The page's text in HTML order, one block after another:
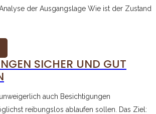
der Ausgangslage Wie ist der Zustand
SICHER UND GUT
auch Besichtigungen
reibungslos ablaufen sollen. Das Ziel: